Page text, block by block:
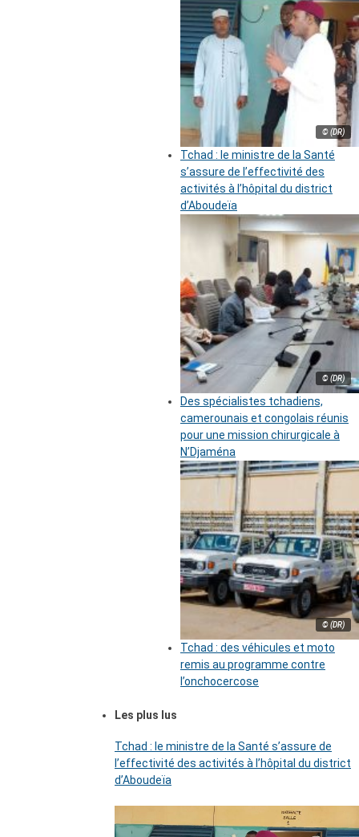
© (DR)
Tchad : le ministre de la Santé
s’assure de l’effectivité des
activités à l’hôpital du district
d’Aboudeïa
© (DR)
Des spécialistes tchadiens,
camerounais et congolais réunis
pour une mission chirurgicale à
N’Djaména
© (DR)
Tchad : des véhicules et moto
remis au programme contre
l’onchocercose
Les plus lus
Tchad : le ministre de la Santé s’assure de
l’effectivité des activités à l’hôpital du district
d’Aboudeïa